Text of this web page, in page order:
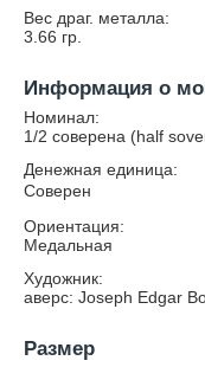
Вес драг. металла:
3.66 гр.
Информация о
Номинал:
1/2 соверена (half
Денежная единица:
Соверен
Ориентация:
Медальная
Художник:
аверс: Joseph Edgar
Размер